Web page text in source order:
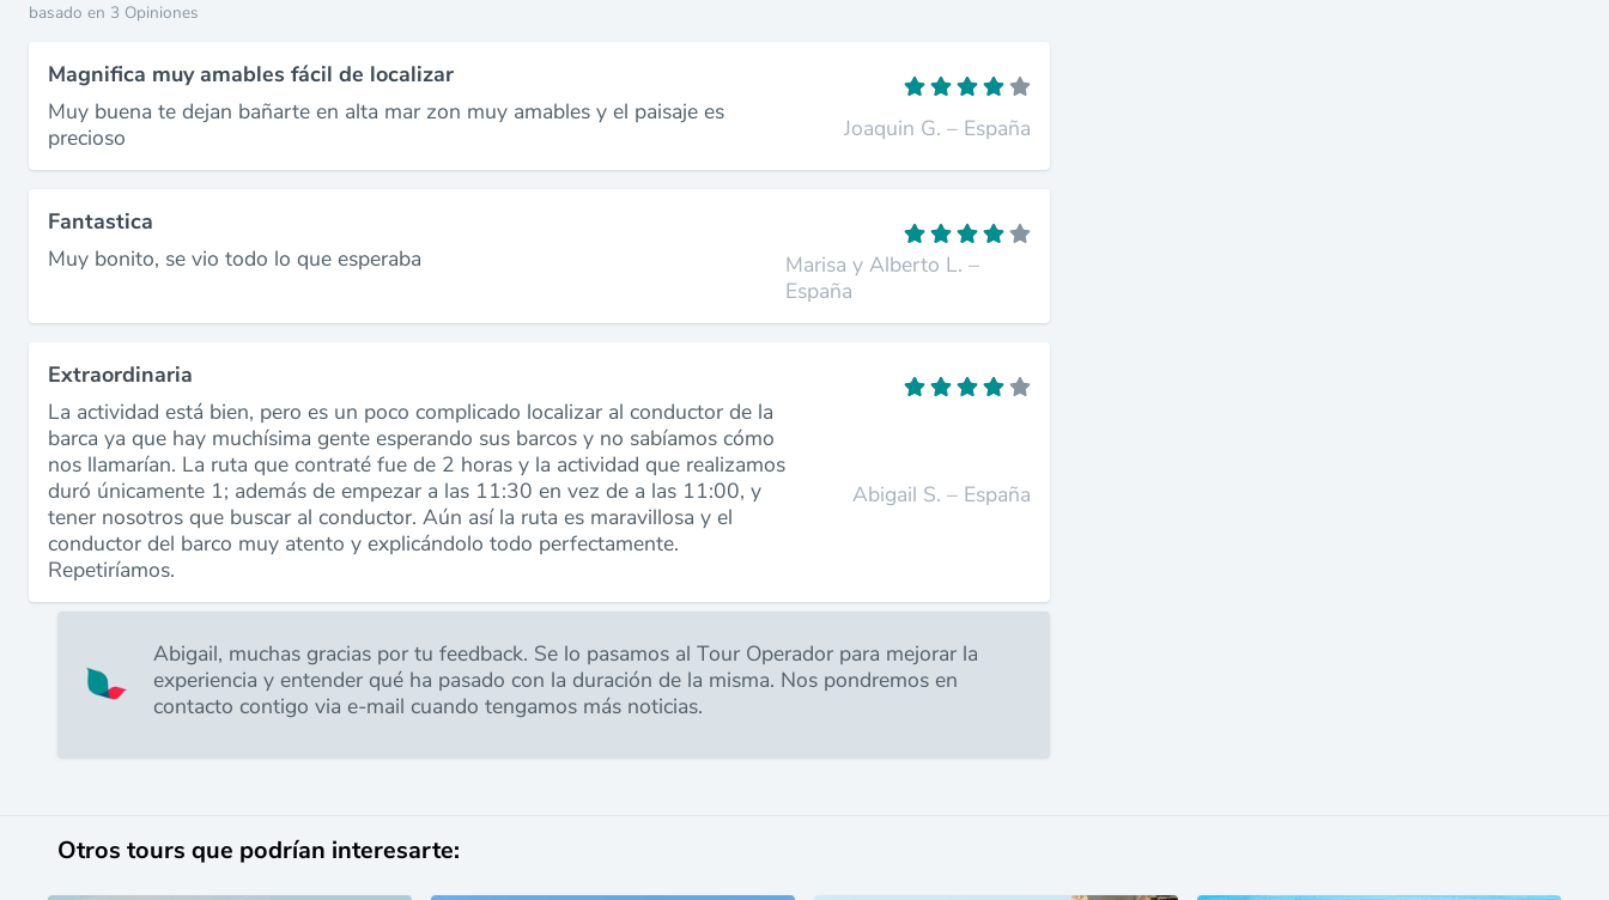
basado en 3 Opiniones
Magnifica muy amables fácil de localizar
Muy buena te dejan bañarte en alta mar zon muy amables y el paisaje es
precioso
Joaquin G. – España
Fantastica
Muy bonito, se vio todo lo que esperaba
Marisa y Alberto L. –
España
Extraordinaria
La actividad está bien, pero es un poco complicado localizar al conductor de la
barca ya que hay muchísima gente esperando sus barcos y no sabíamos cómo
nos llamarían. La ruta que contraté fue de 2 horas y la actividad que realizamos
duró únicamente 1; además de empezar a las 11:30 en vez de a las 11:00, y
tener nosotros que buscar al conductor. Aún así la ruta es maravillosa y el
conductor del barco muy atento y explicándolo todo perfectamente.
Repetiríamos.
Abigail S. – España
Abigail, muchas gracias por tu feedback. Se lo pasamos al Tour Operador para mejorar la
experiencia y entender qué ha pasado con la duración de la misma. Nos pondremos en
contacto contigo via e-mail cuando tengamos más noticias.
Otros tours que podrían interesarte: